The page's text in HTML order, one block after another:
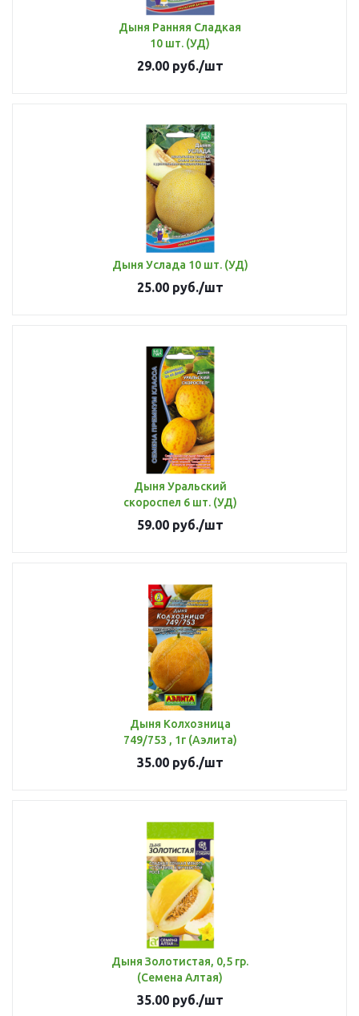
Дыня Ранняя Сладкая
10 шт. (УД)
29.00руб./шт
Дыня Услада 10 шт. (УД)
25.00руб./шт
Дыня Уральский
скороспел 6 шт. (УД)
59.00руб./шт
Дыня Колхозница
749/753 , 1г (Аэлита)
35.00руб./шт
Дыня Золотистая, 0,5 гр.
(Семена Алтая)
35.00руб./шт